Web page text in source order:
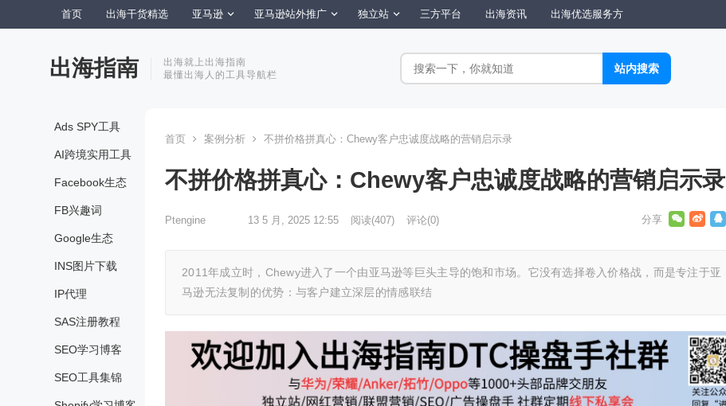
首页 出海干货精选 亚马逊 亚马逊站外推广 独立站 三方平台 出海资讯 出海优选服务方
出海指南
出海就上出海指南
最懂出海人的工具导航栏
Ads SPY工具
AI跨境实用工具
Facebook生态
FB兴趣词
Google生态
INS图片下载
IP代理
SAS注册教程
SEO学习博客
SEO工具集锦
首页 案例分析 不拼价格拼真心：Chewy客户忠诚度战略的营销启示录
不拼价格拼真心：Chewy客户忠诚度战略的营销启示录
Ptengine 13 5 月, 2025 12:55 阅读(407) 评论(0)
2011年成立时，Chewy进入了一个由亚马逊等巨头主导的饱和市场。它没有选择卷入价格战，而是专注于亚
马逊无法复制的优势：与客户建立深层的情感联结